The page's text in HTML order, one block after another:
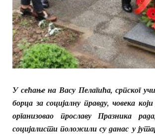
У сећање на Васу Пелагића, српског
борца за социјалну правду, човека
организовао прославу Празника рада
социјалисти положили су данас у